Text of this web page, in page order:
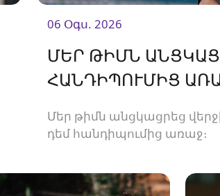
06 Օգս. 2026
ՄԵՐ ԹԻՄՆ
ՀԱՆԴԻՊՈՒՄԻՑ
Մեր թիմն անցկացրեց
դեմ հանդիպումից առաջ։